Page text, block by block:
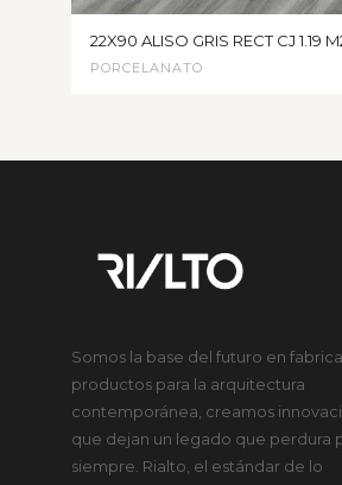
22X90 ALISO GRIS RECT CJ 1.19
PORCELANATO
Somos la base del futuro en
productos para la arquitectura
contemporánea, creamos
que dejan un legado que perdura
siempre. Rialto, el estándar de lo